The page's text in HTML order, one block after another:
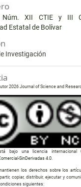
XII CTIE y III
Estatal de Bolívar
Investigación
2026 Journal of Science and
bajo una licencia internacional
SinDerivadas 4.0
los derechos sobre los
copiar, distribuir, ejecutar y
siguientes: